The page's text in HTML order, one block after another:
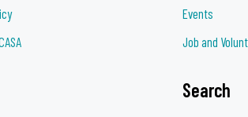
Events
Job and
Search